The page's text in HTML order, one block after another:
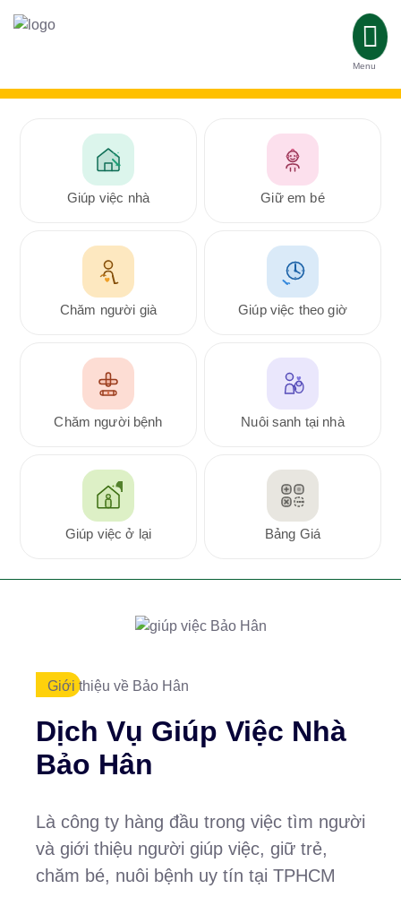
Menu
Giúp việc nhà Giữ em bé
Chăm người già Giúp việc theo giờ
Chăm người bệnh Nuôi sanh tại nhà
Giúp việc ở lại Bảng Giá
Giới thiệu về Bảo Hân
Dịch Vụ Giúp Việc Nhà
Bảo Hân
Là công ty hàng đầu trong việc tìm người
và giới thiệu người giúp việc, giữ trẻ,
chăm bé, nuôi bệnh uy tín tại TPHCM